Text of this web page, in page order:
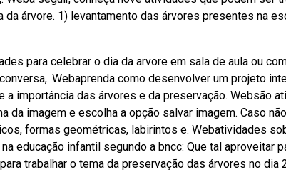
árvore. 1) levantamento das árvores presentes na
para celebrar o dia da arvore em sala de aula ou
Webaprenda como desenvolver um projeto
a importância das árvores e da preservação. Websão
da imagem e escolha a opção salvar imagem. Caso
formas geométricas, labirintos e. Webatividades
educação infantil segundo a bncc: Que tal aproveitar
trabalhar o tema da preservação das árvores no dia